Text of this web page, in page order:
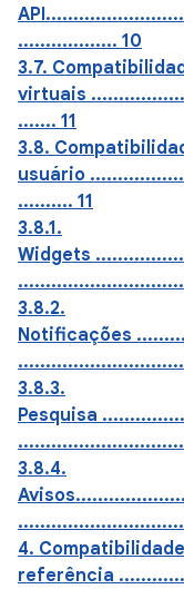
.................. 10
3.7.
virtuais
....... 11
3.8.
usuário
.......... 11
3.8.1.
Widgets
3.8.2.
Notificações
3.8.3.
Pesquisa
3.8.4.
4.
referência